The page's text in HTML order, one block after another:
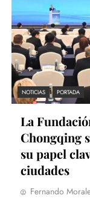
NOTICIAS PORTADA
La
Chongqing
su papel
ciudades
Fernando